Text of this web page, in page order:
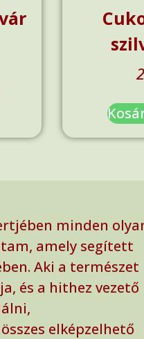
minden
amely segített
Aki a természet
és a hithez vezető
elképzelhető